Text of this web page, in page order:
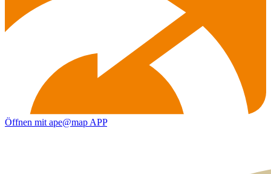
Öffnen mit ape@map APP